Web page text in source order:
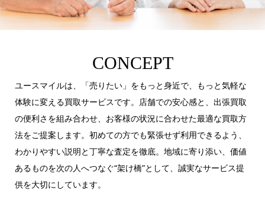
CONCEPT
ユースマイルは、「売りたい」をもっと身近で、もっと気軽な
体験に変える買取サービスです。店舗での安心感と、出張買取
の便利さを組み合わせ、お客様の状況に合わせた最適な買取方
法をご提案します。初めての方でも緊張せず利用できるよう、
わかりやすい説明と丁寧な査定を徹底。地域に寄り添い、価値
あるものを次の人へつなぐ“架け橋”として、誠実なサービス提
供を大切にしています。